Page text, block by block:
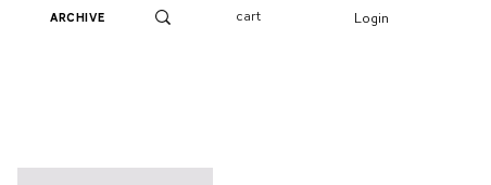
archive cart Login